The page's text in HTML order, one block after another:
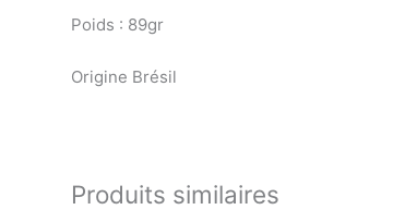
Poids : 89gr
Origine Brésil
Produits similaires
EN RUPTURE DE STOCK